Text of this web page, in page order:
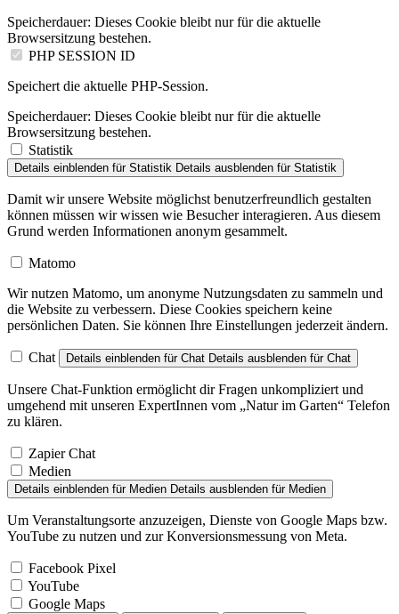
Speicherdauer: Dieses Cookie bleibt nur für die aktuelle
Browsersitzung bestehen.
PHP SESSION ID
Speichert die aktuelle PHP-Session.
Speicherdauer: Dieses Cookie bleibt nur für die aktuelle
Browsersitzung bestehen.
Statistik
Details einblenden für Statistik Details ausblenden für Statistik
Damit wir unsere Website möglichst benutzerfreundlich gestalten
können müssen wir wissen wie Besucher interagieren. Aus diesem
Grund werden Informationen anonym gesammelt.
Matomo
Wir nutzen Matomo, um anonyme Nutzungsdaten zu sammeln und
die Website zu verbessern. Diese Cookies speichern keine
persönlichen Daten. Sie können Ihre Einstellungen jederzeit ändern.
Chat Details einblenden für Chat Details ausblenden für Chat
Unsere Chat-Funktion ermöglicht dir Fragen unkompliziert und
umgehend mit unseren ExpertInnen vom „Natur im Garten“ Telefon
zu klären.
Zapier Chat
Medien
Details einblenden für Medien Details ausblenden für Medien
Um Veranstaltungsorte anzuzeigen, Dienste von Google Maps bzw.
YouTube zu nutzen und zur Konversionsmessung von Meta.
Facebook Pixel
YouTube
Google Maps